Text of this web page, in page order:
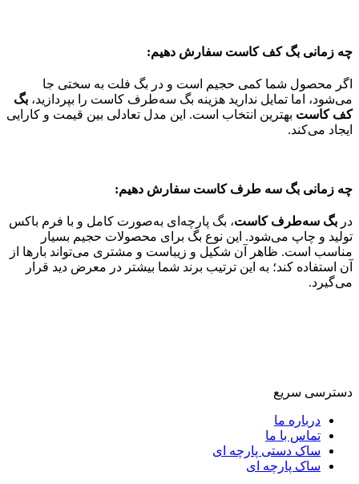
چه زمانی بگ کف کاست سفارش دهیم:
اگر محصول شما کمی حجیم است و در بگ فلت به سختی جا
می‌شود، اما تمایل ندارید هزینه بگ سه‌طرف کاست را بپردازید، بگ
کف کاست بهترین انتخاب است. این مدل تعادلی بین قیمت و کارایی
ایجاد می‌کند.
چه زمانی بگ سه طرف کاست سفارش دهیم:
در بگ سه‌طرف کاست، بگ پارچه‌ای به‌صورت کامل و با فرم باکس
تولید و چاپ می‌شود. این نوع بگ برای محصولات حجیم بسیار
مناسب است. ظاهر آن شکیل و زیباست و مشتری می‌تواند بارها از
آن استفاده کند؛ به این ترتیب برند شما بیشتر در معرض دید قرار
می‌گیرد.
دسترسی سریع
درباره ما
تماس با ما
ساک دستی پارچه ای
ساک پارچه ای